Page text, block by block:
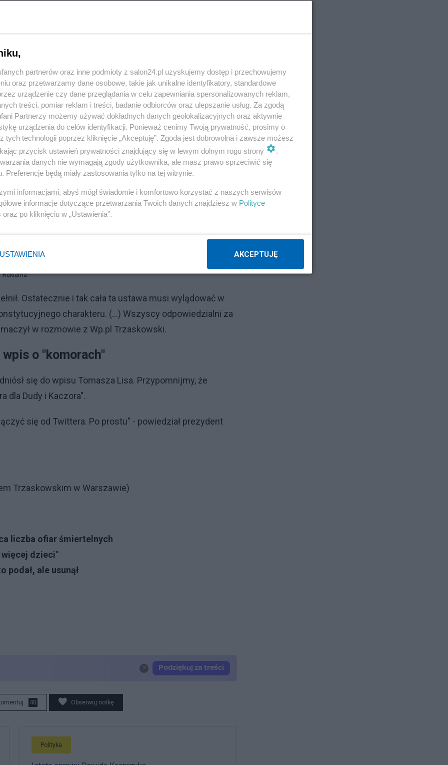
prezydenta Andrzeja Dudy, który bez wahania złożył
przekonują słowa polityka, który zadeklarował
które zmienią sposób funkcjonowania komisji.
Reklama
Ostatecznie i tak cała ta ustawa musi wylądować w
charakteru. (...) Wszyscy odpowiedzialni za
w rozmowie z Wp.pl Trzaskowski.
o "komorach"
się do wpisu Tomasza Lisa. Przypomnijmy, że
dla Dudy i Kaczora".
się od Twittera. Po prostu" - powiedział prezydent
Trzaskowskim w Warszawie)
liczba ofiar śmiertelnych
więcej dzieci"
podał, ale usunął
40 Obserwuj notkę
Polityka
partnerów oraz inne podmioty z salon24.pl uzyskujemy dostęp i przechowujemy
oraz przetwarzamy dane osobowe, takie jak unikalne identyfikatory, standardowe
urządzenie czy dane przeglądania w celu zapewniania spersonalizowanych reklam,
treści, pomiar reklam i treści, badanie odbiorców oraz ulepszanie usług. Za zgodą
Partnerzy możemy używać dokładnych danych geolokalizacyjnych oraz aktywnie
urządzenia do celów identyfikacji. Ponieważ cenimy Twoją prywatność, prosimy o
tych technologii poprzez kliknięcie „Akceptuję”. Zgoda jest dobrowolna i zawsze możesz
przycisk ustawień prywatności znajdujący się w lewym dolnym rogu strony
.
danych nie wymagają zgody użytkownika, ale masz prawo sprzeciwić się
Preferencje będą miały zastosowania tylko na tej witrynie.
informacjami, abyś mógł świadomie i komfortowo korzystać z naszych serwisów
informacje dotyczące przetwarzania Twoich danych znajdziesz w Polityce
oraz po kliknięciu w „Ustawienia”.
USTAWIENIA AKCEPTUJĘ